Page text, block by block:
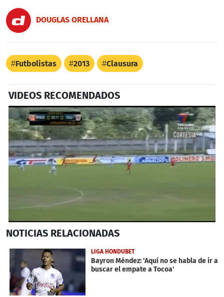
DOUGLAS ORELLANA
Futbolistas 2013 Clausura
VIDEOS RECOMENDADOS
seconds
1
seconds
NOTICIAS RELACIONADAS
LIGA HONDUBET
Bayron Méndez: 'Aquí no se habla de ir a
buscar el empate a Tocoa'